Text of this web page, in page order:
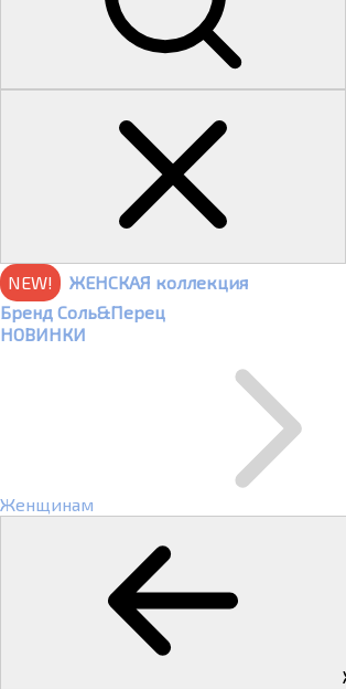
NEW!
ЖЕНСКАЯ коллекция
Бренд Соль&Перец
НОВИНКИ
Женщинам